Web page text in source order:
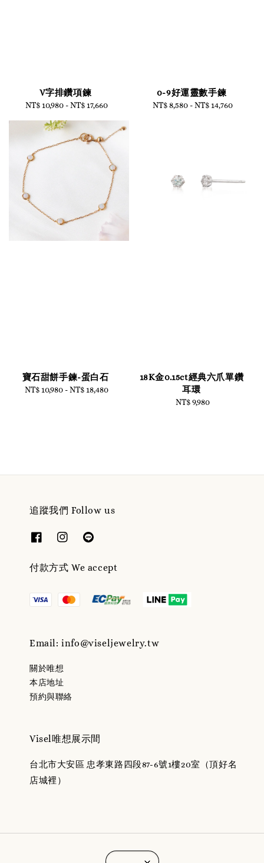
V字排鑽項鍊
Regular
NT$ 10,980 -NT$ 17,660
0-9好運靈數手鍊
Regular
NT$ 8,580 -NT$ 14,760
寶石甜餅手鍊-蛋白石
Regular
NT$ 10,980 -NT$ 18,480
18K金0.15ct經典六爪單鑽
耳環
Regular
NT$ 9,980
追蹤我們 Follow us
付款方式 We accept
Email: info@viseljewelry.tw
關於唯想
本店地址
預約與聯絡
Visel唯想展示間
台北市大安區 忠孝東路四段87-6號1樓20室（頂好名
店城裡）